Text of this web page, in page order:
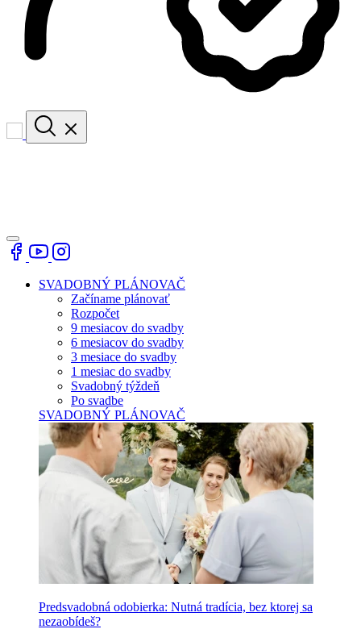
SVADOBNÝ PLÁNOVAČ
Začíname plánovať
Rozpočet
9 mesiacov do svadby
6 mesiacov do svadby
3 mesiace do svadby
1 mesiac do svadby
Svadobný týždeň
Po svadbe
SVADOBNÝ PLÁNOVAČ
Predsvadobná odobierka: Nutná tradícia, bez ktorej sa
nezaobídeš?